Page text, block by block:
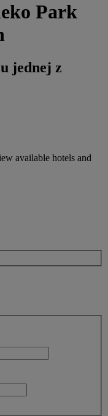
Park
jednej z
available hotels and